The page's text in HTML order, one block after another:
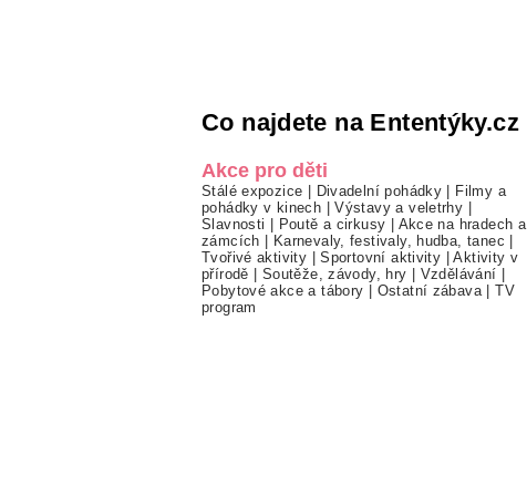
Co najdete na Ententýky.cz
Akce pro děti
Stálé expozice | Divadelní pohádky | Filmy a
pohádky v kinech |Výstavy a veletrhy |
Slavnosti | Poutě a cirkusy | Akce na hradech a
zámcích | Karnevaly, festivaly, hudba, tanec |
Tvořivé aktivity |Sportovní aktivity |Aktivity v
přírodě | Soutěže, závody, hry | Vzdělávání |
Pobytové akce a tábory | Ostatní zábava |TV
program